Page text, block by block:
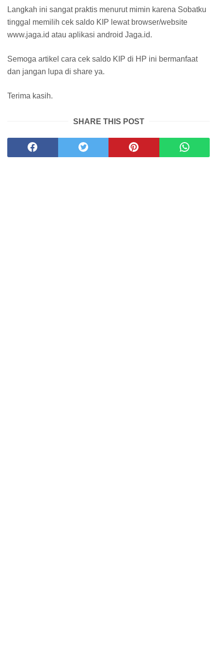
Langkah ini sangat praktis menurut mimin karena Sobatku
tinggal memilih cek saldo KIP lewat browser/website
www.jaga.id atau aplikasi android Jaga.id.
Semoga artikel cara cek saldo KIP di HP ini bermanfaat
dan jangan lupa di share ya.
Terima kasih.
SHARE THIS POST